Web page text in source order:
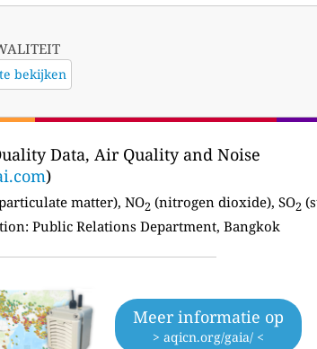
bekijken
Data, Air Quality and Noise
)
matter), NO2 (nitrogen dioxide), SO2
Public Relations Department, Bangkok
Meer informatie op
> aqicn.org/gaia/ <